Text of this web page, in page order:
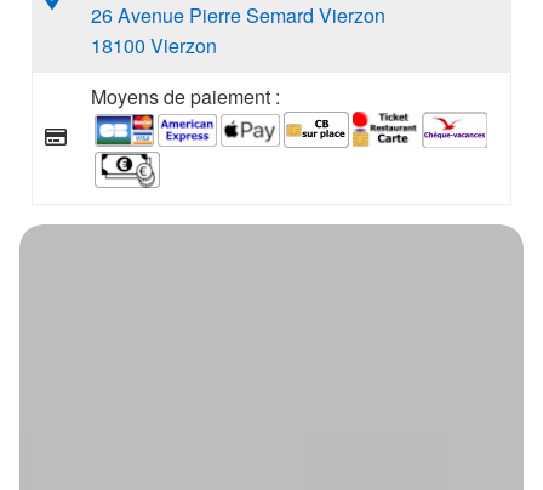
26 Avenue Pierre Semard Vierzon
18100 Vierzon
Moyens de paiement :